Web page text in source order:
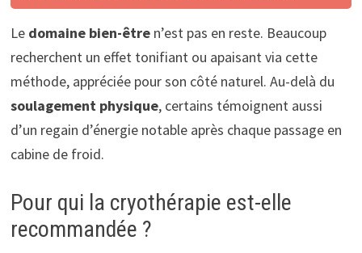
Le domaine bien-êtren’est pas en reste. Beaucoup
recherchent un effet tonifiant ou apaisant via cette
méthode, appréciée pour son côté naturel. Au-delà du
soulagement physique, certains témoignent aussi
d’un regain d’énergie notable après chaque passage en
cabine de froid.
Pour qui la cryothérapie est-elle
recommandée ?